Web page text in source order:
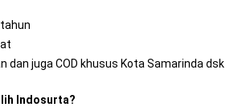
dan juga COD khusus Kota Samarinda dsk
Indosurta?